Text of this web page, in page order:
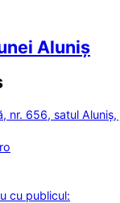
Aluniș
nr. 656, satul
cu publicul: